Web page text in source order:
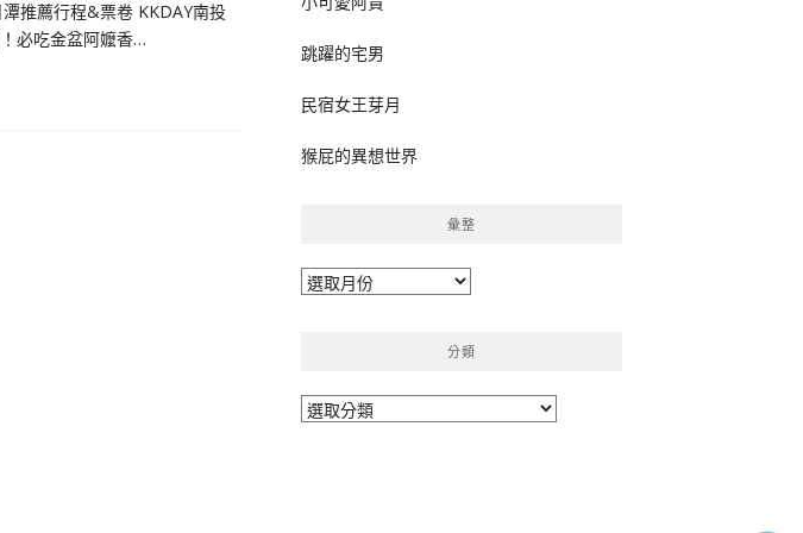
推薦行程&票卷 KKDAY南投
必吃金盆阿嬤香…
跳躍的宅男
民宿女王芽月
猴屁的異想世界
彙整
彙
分類
分